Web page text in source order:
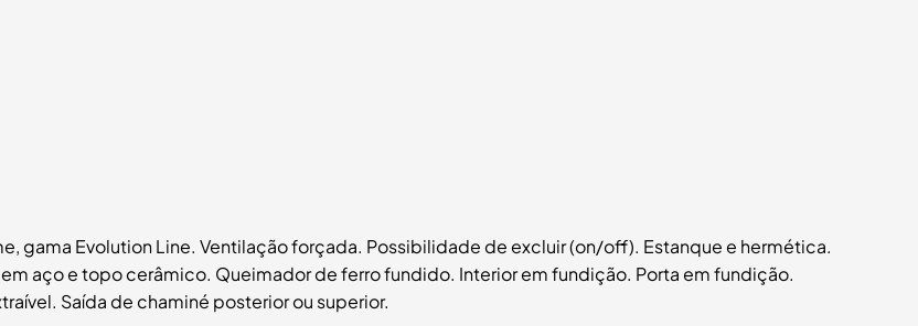
gama Evolution Line. Ventilação forçada. Possibilidade de excluir (on/off). Estanque e hermética.
aço e topo cerâmico. Queimador de ferro fundido. Interior em fundição. Porta em fundição.
Saída de chaminé posterior ou superior.